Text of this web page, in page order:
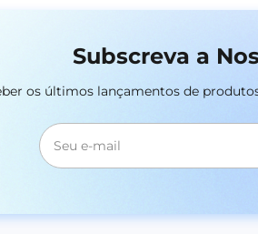
Subscreva a
os últimos lançamentos de